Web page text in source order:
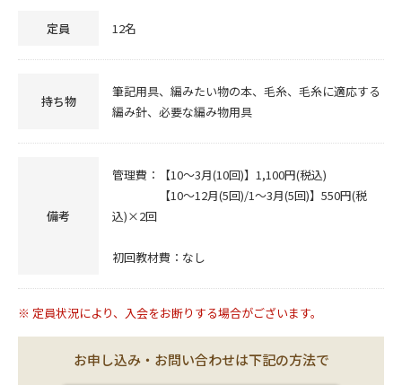
定員 12名
持ち物
筆記用具、編みたい物の本、毛糸、毛糸に適応する
編み針、必要な編み物用具
備考
管理費：【10～3月(10回)】1,100円(税込)
【10～12月(5回)/1～3月(5回)】550円(税
込)×2回
初回教材費：なし
※ 定員状況により、入会をお断りする場合がございます。
お申し込み・お問い合わせは下記の方法で